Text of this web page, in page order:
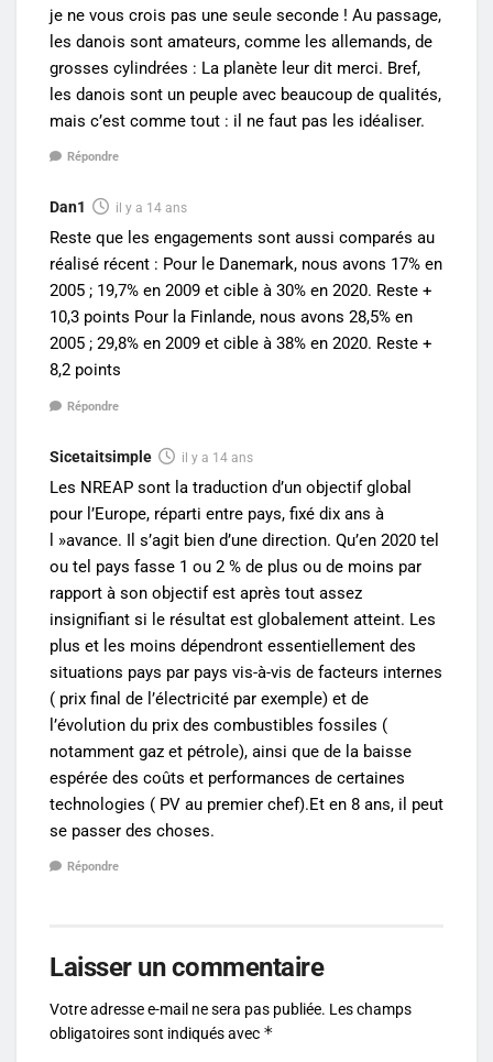
je ne vous crois pas une seule seconde ! Au passage,
les danois sont amateurs, comme les allemands, de
grosses cylindrées : La planète leur dit merci. Bref,
les danois sont un peuple avec beaucoup de qualités,
mais c’est comme tout : il ne faut pas les idéaliser.
Répondre
Dan1 il y a 14 ans
Reste que les engagements sont aussi comparés au
réalisé récent : Pour le Danemark, nous avons 17% en
2005 ; 19,7% en 2009 et cible à 30% en 2020. Reste +
10,3 points Pour la Finlande, nous avons 28,5% en
2005 ; 29,8% en 2009 et cible à 38% en 2020. Reste +
8,2 points
Répondre
Sicetaitsimple il y a 14 ans
Les NREAP sont la traduction d’un objectif global
pour l’Europe, réparti entre pays, fixé dix ans à
l »avance. Il s’agit bien d’une direction. Qu’en 2020 tel
ou tel pays fasse 1 ou 2 % de plus ou de moins par
rapport à son objectif est après tout assez
insignifiant si le résultat est globalement atteint. Les
plus et les moins dépendront essentiellement des
situations pays par pays vis-à-vis de facteurs internes
( prix final de l’électricité par exemple) et de
l’évolution du prix des combustibles fossiles (
notamment gaz et pétrole), ainsi que de la baisse
espérée des coûts et performances de certaines
technologies ( PV au premier chef).Et en 8 ans, il peut
se passer des choses.
Répondre
Laisser un commentaire
Votre adresse e-mail ne sera pas publiée. Les champs
obligatoires sont indiqués avec *